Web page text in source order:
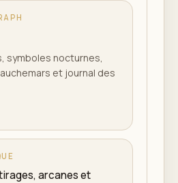
symboles nocturnes,
et journal des
arcanes et